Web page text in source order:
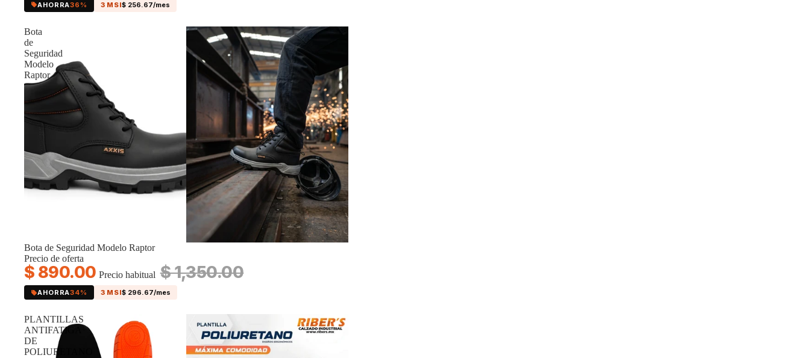
AHORRA36% 3 MSI$ 256.67/mes
Bota
de
Seguridad
Modelo
Raptor
Oferta
Bota de Seguridad Modelo Raptor
Precio de oferta
$ 890.00 Precio habitual $ 1,350.00
AHORRA34% 3 MSI$ 296.67/mes
PLANTILLAS
ANTIFATIGA
DE
POLIURETANO